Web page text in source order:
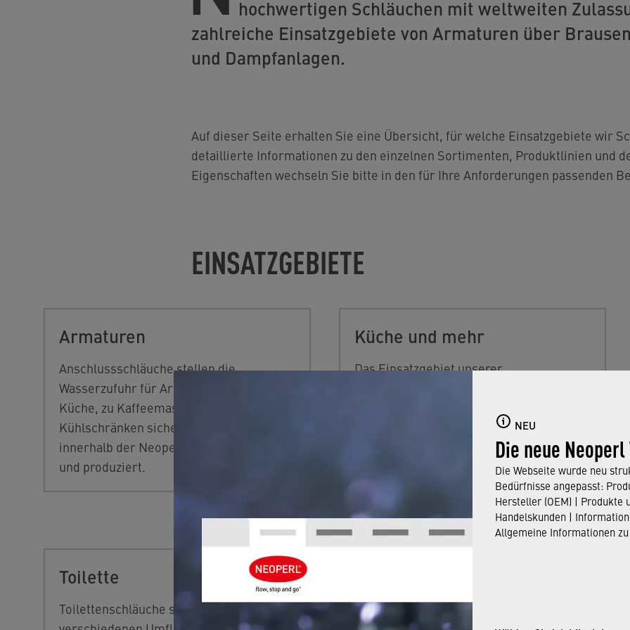
NEU
Die neue
Die Webseite wurde neu
Bedürfnisse angepasst:
Hersteller (OEM) | Produkte
Handelskunden |
Allgemeine Informationen
hochwertigen Schläuchen mit weltweiten
zahlreiche Einsatzgebiete von Armaturen über
und Dampfanlagen.
Auf dieser Seite erhalten Sie eine Übersicht, für welche Einsatzgebiete wir
detaillierte Informationen zu den einzelnen Sortimenten, Produktlinien und
Eigenschaften wechseln Sie bitte in den für Ihre Anforderungen passenden
EINSATZGEBIETE
Armaturen
Anschlussschläuche stellen die
Wasserzufuhr für Armaturen in Bad und
Küche, zu Kaffeemaschinen und
Kühlschränken sicher. Sie werden
innerhalb der Neoperl Gruppe entwickelt
und produziert.
Küche und mehr
Das Einsatzgebiet unserer
Duschsysteme oder Waschstationen für
Hände und Füße eignen sie sich
Toilette
Toilettenschläuche sind mit
Waschmaschinen etc.